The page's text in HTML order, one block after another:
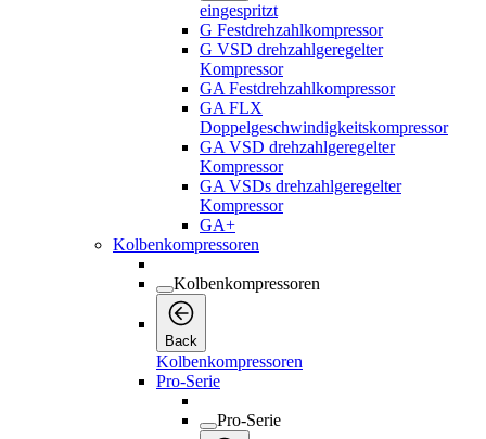
eingespritzt
G Festdrehzahlkompressor
G VSD drehzahlgeregelter
Kompressor
GA Festdrehzahlkompressor
GA FLX
Doppelgeschwindigkeitskompressor
GA VSD drehzahlgeregelter
Kompressor
GA VSDs drehzahlgeregelter
Kompressor
GA+
Kolbenkompressoren
Kolbenkompressoren
Back
Kolbenkompressoren
Pro-Serie
Pro-Serie